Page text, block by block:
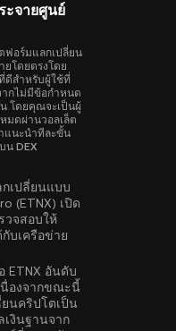
ะจายศูนย์
ฟอร์มแลกเปลี่ยน
โดยตรงโดย
ดีสำหรับผู้ใช้ที่
ากไม่มีข้อกำหนด
โดยคุณจะเป็นผู้
มดผ่านวอลเล็ต
แนะนำทีละขั้น
น DEX
เปลี่ยนแบบ
(ETNX) เปิด
วจสอบให้
บเครือข่าย
ETNX อันดับ
นื่องจากขณะนี้
นคริปโตเป็น
เงินฐานจาก